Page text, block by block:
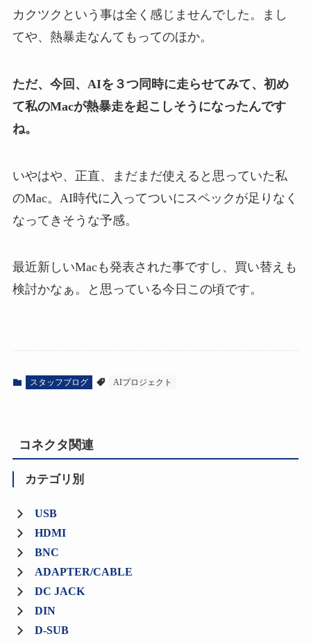
カクツクという事は全く感じませんでした。まし
てや、熱暴走なんてもってのほか。
ただ、今回、AIを３つ同時に走らせてみて、初め
て私のMacが熱暴走を起こしそうになったんです
ね。
いやはや、正直、まだまだ使えると思っていた私
のMac。AI時代に入ってついにスペックが足りなく
なってきそうな予感。
最近新しいMacも発表された事ですし、買い替えも
検討かなぁ。と思っている今日この頃です。
スタッフブログ AIプロジェクト
コネクタ関連
カテゴリ別
USB
HDMI
BNC
ADAPTER/CABLE
DC JACK
DIN
D-SUB